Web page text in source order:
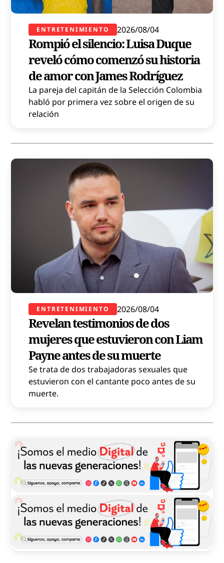
ENTRETENIMIENTO 2026/08/04
Rompió el silencio: Luisa Duque
reveló cómo comenzó su historia
de amor con James Rodríguez
La pareja del capitán de la Selección Colombia
habló por primera vez sobre el origen de su
relación
ENTRETENIMIENTO 2026/08/04
Revelan testimonios de dos
mujeres que estuvieron con Liam
Payne antes de su muerte
Se trata de dos trabajadoras sexuales que
estuvieron con el cantante poco antes de su
muerte.